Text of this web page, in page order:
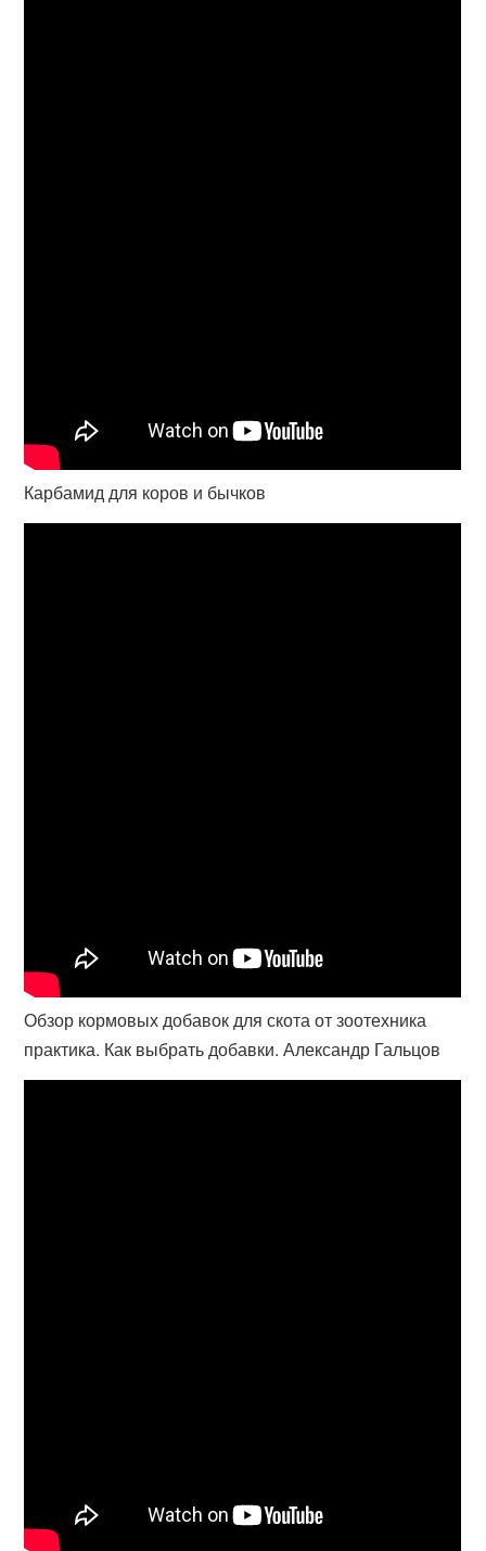
Карбамид для коров и бычков
Обзор кормовых добавок для скота от зоотехника
практика. Как выбрать добавки. Александр Гальцов